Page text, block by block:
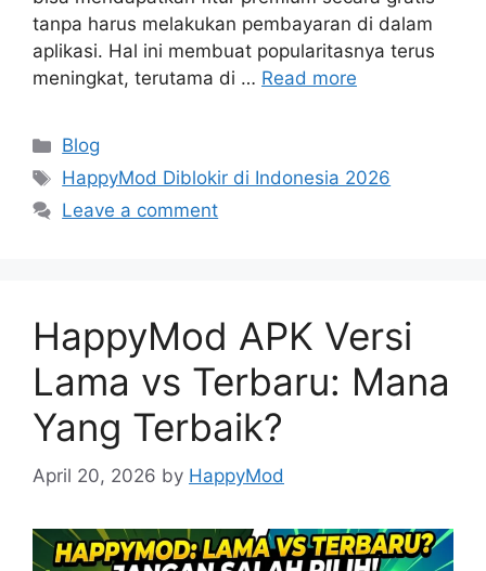
tanpa harus melakukan pembayaran di dalam
aplikasi. Hal ini membuat popularitasnya terus
meningkat, terutama di … Read more
Categories
Blog
Tags
HappyMod Diblokir di Indonesia 2026
Leave a comment
HappyMod APK Versi
Lama vs Terbaru: Mana
Yang Terbaik?
April 20, 2026 by HappyMod